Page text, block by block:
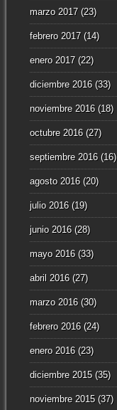
marzo 2017(23)
febrero 2017(14)
enero 2017(22)
diciembre 2016(33)
noviembre 2016(18)
octubre 2016(27)
septiembre 2016(16)
agosto 2016(20)
julio 2016(19)
junio 2016(28)
mayo 2016(33)
abril 2016(27)
marzo 2016(30)
febrero 2016(24)
enero 2016(23)
diciembre 2015(35)
noviembre 2015(37)